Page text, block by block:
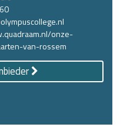
onze-
van-rossem